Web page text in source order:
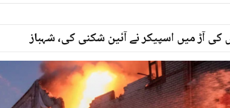
آڑ میں اسپیکر نے آئین شکنی کی، شہباز